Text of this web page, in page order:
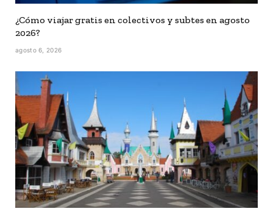
¿Cómo viajar gratis en colectivos y subtes en agosto
2026?
agosto 6, 2026